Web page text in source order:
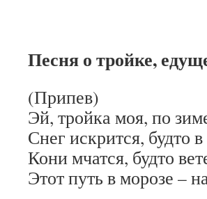
Песня о тройке,
(Припев)
Эй, тройка моя, по
Снег искрится, будто в
Кони мчатся, будто
Этот путь в морозе –